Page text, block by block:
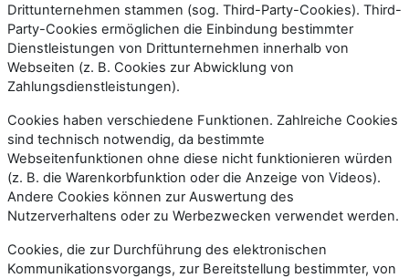
Drittunternehmen stammen (sog. Third-Party-Cookies). Third-
Party-Cookies ermöglichen die Einbindung bestimmter
Dienstleistungen von Drittunternehmen innerhalb von
Webseiten (z. B. Cookies zur Abwicklung von
Zahlungsdienstleistungen).
Cookies haben verschiedene Funktionen. Zahlreiche Cookies
sind technisch notwendig, da bestimmte
Webseitenfunktionen ohne diese nicht funktionieren würden
(z. B. die Warenkorbfunktion oder die Anzeige von Videos).
Andere Cookies können zur Auswertung des
Nutzerverhaltens oder zu Werbezwecken verwendet werden.
Cookies, die zur Durchführung des elektronischen
Kommunikationsvorgangs, zur Bereitstellung bestimmter, von